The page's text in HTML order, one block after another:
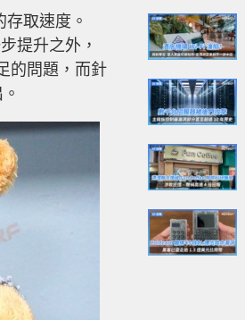
取速度。
提升之外，
的問題，而針